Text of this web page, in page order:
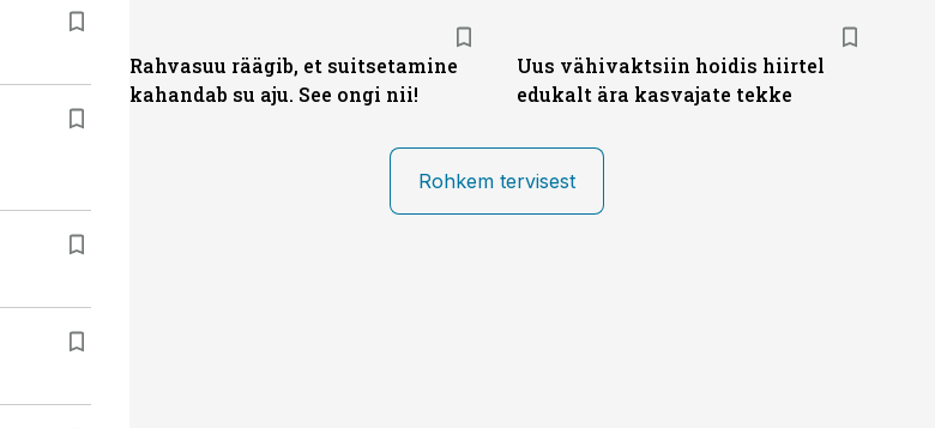
Rahvasuu räägib, et suitsetamine
kahandab su aju. See ongi nii!
Uus vähivaktsiin hoidis hiirtel
edukalt ära kasvajate tekke
Rohkem tervisest